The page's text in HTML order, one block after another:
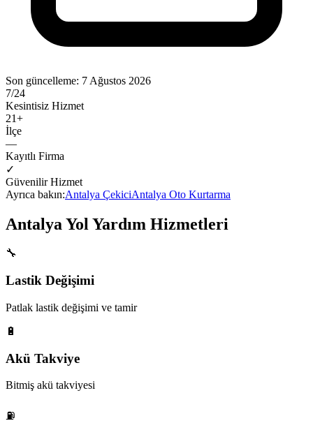
Son güncelleme: 7 Ağustos 2026
7/24
Kesintisiz Hizmet
21+
İlçe
—
Kayıtlı Firma
✓
Güvenilir Hizmet
Ayrıca bakın:Antalya ÇekiciAntalya Oto Kurtarma
Antalya Yol Yardım Hizmetleri
🔧
Lastik Değişimi
Patlak lastik değişimi ve tamir
🔋
Akü Takviye
Bitmiş akü takviyesi
⛽